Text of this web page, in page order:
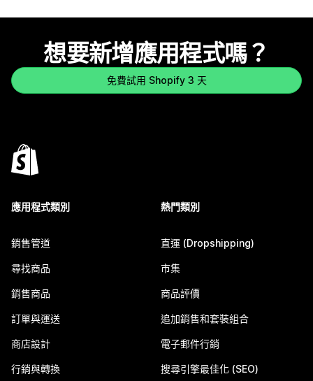
想要新增應用程式嗎？
免費試用 Shopify 3 天
應用程式類別
銷售管道
尋找商品
銷售商品
訂單與運送
商店設計
行銷與轉換
熱門類別
直運 (Dropshipping)
市集
商品評價
追加銷售和套裝組合
電子郵件行銷
搜尋引擎最佳化 (SEO)